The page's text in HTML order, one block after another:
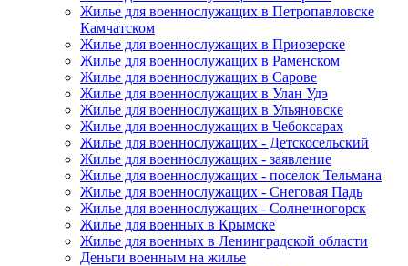
Жилье для военнослужащих в Петропавловске
Камчатском
Жилье для военнослужащих в Приозерске
Жилье для военнослужащих в Раменском
Жилье для военнослужащих в Сарове
Жилье для военнослужащих в Улан Удэ
Жилье для военнослужащих в Ульяновске
Жилье для военнослужащих в Чебоксарах
Жилье для военнослужащих - Детскосельский
Жилье для военнослужащих - заявление
Жилье для военнослужащих - поселок Тельмана
Жилье для военнослужащих - Снеговая Падь
Жилье для военнослужащих - Солнечногорск
Жилье для военных в Крымске
Жилье для военных в Ленинградской области
Деньги военным на жилье